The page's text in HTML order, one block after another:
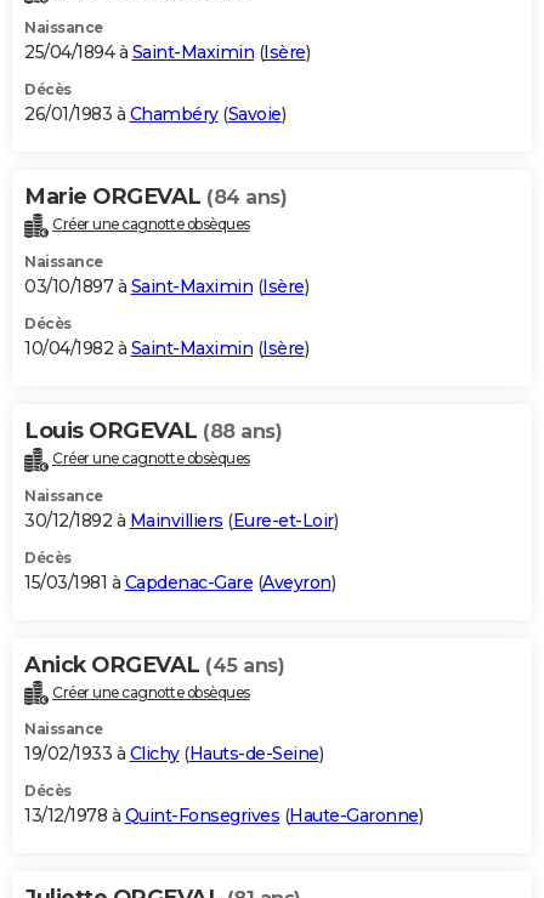
Naissance
25/04/1894 à Saint-Maximin (Isère)
Décès
26/01/1983 à Chambéry(Savoie)
Marie ORGEVAL (84 ans)
Créer une cagnotte obsèques
Naissance
03/10/1897 à Saint-Maximin (Isère)
Décès
10/04/1982 à Saint-Maximin (Isère)
Louis ORGEVAL (88 ans)
Créer une cagnotte obsèques
Naissance
30/12/1892 à Mainvilliers (Eure-et-Loir)
Décès
15/03/1981 à Capdenac-Gare (Aveyron)
Anick ORGEVAL (45 ans)
Créer une cagnotte obsèques
Naissance
19/02/1933 à Clichy(Hauts-de-Seine)
Décès
13/12/1978 à Quint-Fonsegrives (Haute-Garonne)